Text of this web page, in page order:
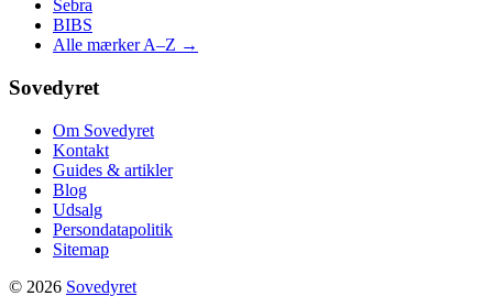
Sebra
BIBS
Alle mærker A–Z →
Sovedyret
Om Sovedyret
Kontakt
Guides & artikler
Blog
Udsalg
Persondatapolitik
Sitemap
© 2026 Sovedyret